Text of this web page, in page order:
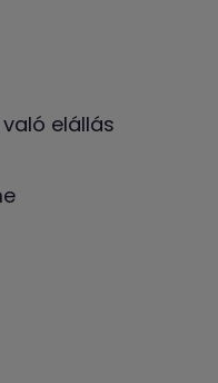
elállás